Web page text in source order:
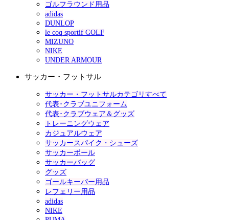
ゴルフラウンド用品
adidas
DUNLOP
le coq sportif GOLF
MIZUNO
NIKE
UNDER ARMOUR
サッカー・フットサル
サッカー・フットサルカテゴリすべて
代表･クラブユニフォーム
代表･クラブウェア＆グッズ
トレーニングウェア
カジュアルウェア
サッカースパイク・シューズ
サッカーボール
サッカーバッグ
グッズ
ゴールキーパー用品
レフェリー用品
adidas
NIKE